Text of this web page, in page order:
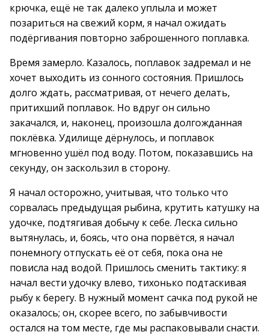
крючка, ещё не так далеко уплыла и может
позариться на свежий корм, я начал ожидать
подёргивания повторно заброшенного поплавка.
Время замерло. Казалось, поплавок задремал и не
хочет выходить из сонного состояния. Пришлось
долго ждать, рассматривая, от нечего делать,
притихший поплавок. Но вдруг он сильно
закачался, и, наконец, произошла долгожданная
поклёвка. Удилище дёрнулось, и поплавок
мгновенно ушёл под воду. Потом, показавшись на
секунду, он заскользил в сторону.
Я начал осторожно, учитывая, что только что
сорвалась предыдущая рыбина, крутить катушку на
удочке, подтягивая добычу к себе. Леска сильно
вытянулась, и, боясь, что она порвётся, я начал
понемногу отпускать её от себя, пока она не
повисла над водой. Пришлось сменить тактику: я
начал вести удочку влево, тихонько подтаскивая
рыбу к берегу. В нужный момент сачка под рукой не
оказалось; он, скорее всего, по забывчивости
остался на том месте, где мы распаковывали снасти.